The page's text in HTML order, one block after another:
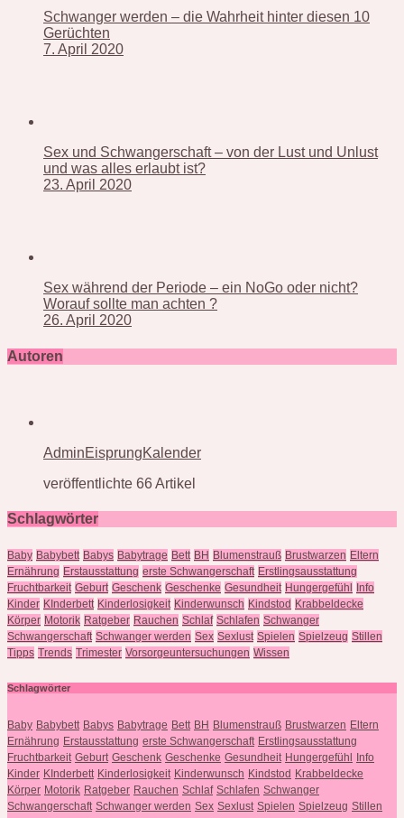
Schwanger werden – die Wahrheit hinter diesen 10
Gerüchten
7. April 2020
Sex und Schwangerschaft – von der Lust und Unlust
und was alles erlaubt ist?
23. April 2020
Sex während der Periode – ein NoGo oder nicht?
Worauf sollte man achten ?
26. April 2020
Autoren
AdminEisprungKalender
veröffentlichte 66 Artikel
Schlagwörter
Baby Babybett Babys Babytrage Bett BH Blumenstrauß Brustwarzen Eltern
Ernährung Erstausstattung erste Schwangerschaft Erstlingsausstattung
Fruchtbarkeit Geburt Geschenk Geschenke Gesundheit Hungergefühl
Info
Kinder KInderbett Kinderlosigkeit Kinderwunsch Kindstod Krabbeldecke
Körper Motorik Ratgeber Rauchen Schlaf Schlafen Schwanger
Schwangerschaft Schwanger werden Sex Sexlust Spielen Spielzeug Stillen
Tipps Trends Trimester Vorsorgeuntersuchungen Wissen
Schlagwörter
Baby Babybett Babys Babytrage Bett BH Blumenstrauß Brustwarzen Eltern
Ernährung Erstausstattung erste Schwangerschaft Erstlingsausstattung
Fruchtbarkeit Geburt Geschenk Geschenke Gesundheit Hungergefühl
Info
Kinder KInderbett Kinderlosigkeit Kinderwunsch Kindstod Krabbeldecke
Körper Motorik Ratgeber Rauchen Schlaf Schlafen Schwanger
Schwangerschaft Schwanger werden Sex Sexlust Spielen Spielzeug Stillen